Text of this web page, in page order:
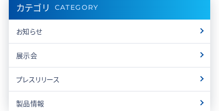
カテゴリ CATEGORY
お知らせ
展示会
プレスリリース
製品情報